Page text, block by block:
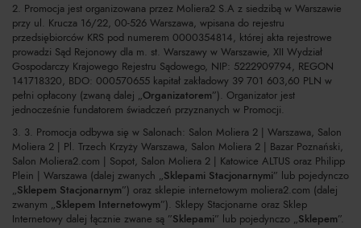
2. Promocja jest organizowana przez Moliera2 S.A z siedzibą w Warszawie
przy ul. Krucza 16/22, 00-526 Warszawa, wpisana do rejestru
przedsiębiorców KRS pod numerem 0000354814, której akta rejestrowe
prowadzi Sąd Rejonowy dla m. st. Warszawy w Warszawie, XII Wydział
Gospodarczy Krajowego Rejestru Sądowego, NIP: 5222909794, REGON
141718320, BDO: 000570655 kapitał zakładowy 39 701 603,60 PLN w
pełni opłacony (zwaną dalej „Organizatorem”). Organizator jest
jednocześnie fundatorem świadczeń przyznanych w Promocji.
3. 3. Promocja odbywa się w Salonach: Salon Moliera 2 | Warszawa, Salon
Moliera 2 | Pl. Trzech Krzyży Warszawa, Salon Moliera 2 | Bazar Poznański,
Salon Moliera2.com | Sopot, Salon Moliera 2 | Katowice ALTUS oraz Philipp
Plein | Warszawa (dalej zwanych „Sklepami Stacjonarnymi” lub pojedynczo
„Sklepem Stacjonarnym”) oraz sklepie internetowym moliera2.com (dalej
zwanym „Sklepem Internetowym”). Sklepy Stacjonarne oraz Sklep
Internetowy dalej łącznie zwane są ”Sklepami” lub pojedynczo „Sklepem”.